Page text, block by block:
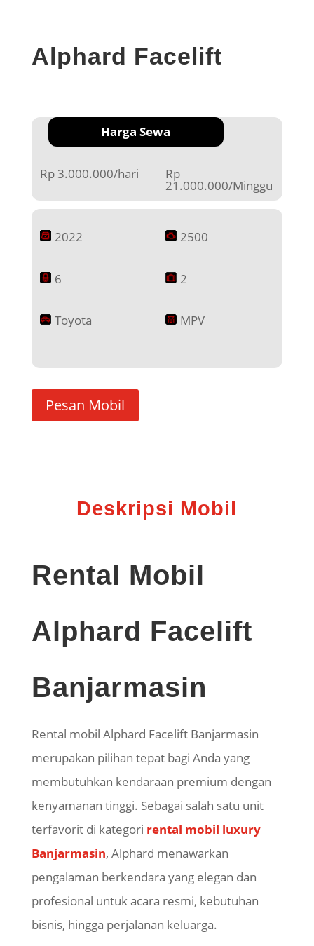
Alphard Facelift
Harga Sewa
Rp 3.000.000/hari Rp
21.000.000/Minggu
2022 2500
6 2
Toyota MPV
Pesan Mobil
Deskripsi Mobil
Rental Mobil
Alphard Facelift
Banjarmasin
Rental mobil Alphard Facelift Banjarmasin
merupakan pilihan tepat bagi Anda yang
membutuhkan kendaraan premium dengan
kenyamanan tinggi. Sebagai salah satu unit
terfavorit di kategori rental mobil luxury
Banjarmasin, Alphard menawarkan
pengalaman berkendara yang elegan dan
profesional untuk acara resmi, kebutuhan
bisnis, hingga perjalanan keluarga.